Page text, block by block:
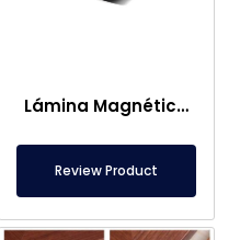
Lámina Magnética – Para Uso en el Suelo – Apto para Alimentos
Review Product